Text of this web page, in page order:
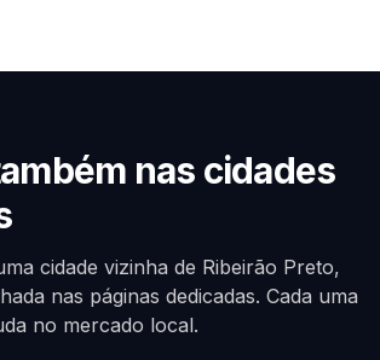
nas cidades
cidade vizinha de Ribeirão Preto,
nas páginas dedicadas. Cada uma
no mercado local.